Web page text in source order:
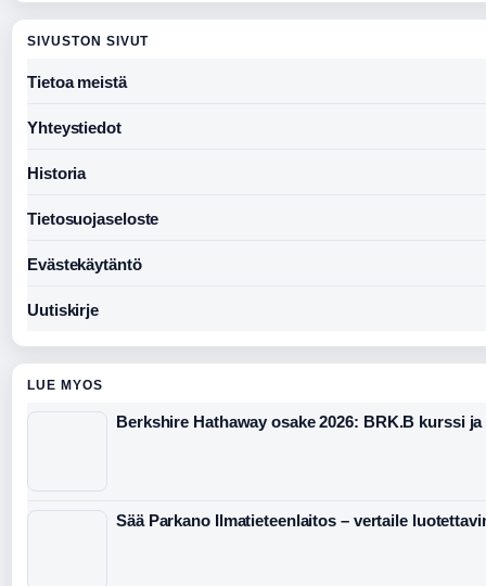
SIVUSTON SIVUT
Tietoa meistä
Yhteystiedot
Historia
Tietosuojaseloste
Evästekäytäntö
Uutiskirje
LUE MYOS
Berkshire Hathaway osake 2026: BRK.B kurssi
Sää Parkano Ilmatieteenlaitos – vertaile